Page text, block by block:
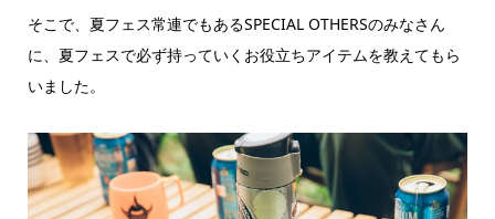
そこで、夏フェス常連でもあるSPECIAL OTHERSのみなさん
に、夏フェスで必ず持っていくお役立ちアイテムを教えてもら
いました。